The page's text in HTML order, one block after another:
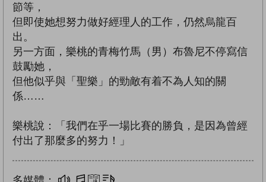
節等，
但即使她想努力做好經理人的工作，仍然烏龍百
出。
另一方面，樂桃的青梅竹馬（男）布魯尼不停寫信
鼓勵她，
但他似乎與「聖樂」的勁敵有着不為人知的關
係……
樂桃說：「我們在乎一場比賽的勝負，是因為曾經
付出了那麼多的努力！」